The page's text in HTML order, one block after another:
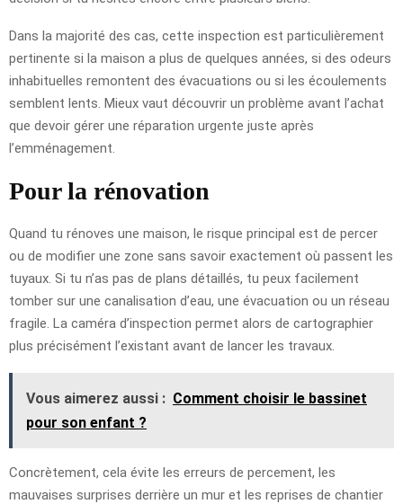
Dans la majorité des cas, cette inspection est particulièrement
pertinente si la maison a plus de quelques années, si des odeurs
inhabituelles remontent des évacuations ou si les écoulements
semblent lents. Mieux vaut découvrir un problème avant l’achat
que devoir gérer une réparation urgente juste après
l’emménagement.
Pour la rénovation
Quand tu rénoves une maison, le risque principal est de percer
ou de modifier une zone sans savoir exactement où passent les
tuyaux. Si tu n’as pas de plans détaillés, tu peux facilement
tomber sur une canalisation d’eau, une évacuation ou un réseau
fragile. La caméra d’inspection permet alors de cartographier
plus précisément l’existant avant de lancer les travaux.
Vous aimerez aussi : Comment choisir le bassinet
pour son enfant ?
Concrètement, cela évite les erreurs de percement, les
mauvaises surprises derrière un mur et les reprises de chantier